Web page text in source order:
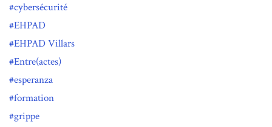
cybersécurité
EHPAD
EHPAD Villars
Entre(actes)
esperanza
formation
grippe